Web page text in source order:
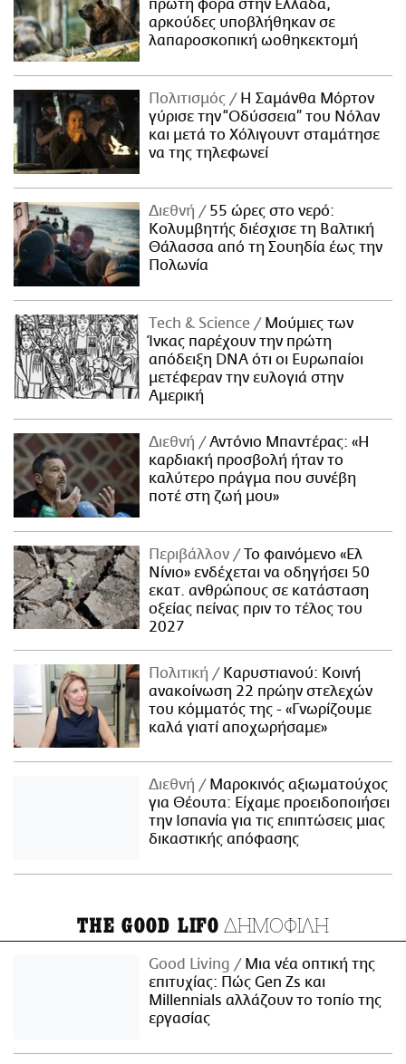
πρώτη φορά στην Ελλάδα,
αρκούδες υποβλήθηκαν σε
λαπαροσκοπική ωοθηκεκτομή
Πολιτισμός
Η Σαμάνθα Μόρτον
γύρισε την “Οδύσσεια” του Νόλαν
και μετά το Χόλιγουντ σταμάτησε
να της τηλεφωνεί
Διεθνή
55 ώρες στο νερό:
Κολυμβητής διέσχισε τη Βαλτική
Θάλασσα από τη Σουηδία έως την
Πολωνία
Τech & Science
Μούμιες των
Ίνκας παρέχουν την πρώτη
απόδειξη DNA ότι οι Ευρωπαίοι
μετέφεραν την ευλογιά στην
Αμερική
Διεθνή
Αντόνιο Μπαντέρας: «Η
καρδιακή προσβολή ήταν το
καλύτερο πράγμα που συνέβη
ποτέ στη ζωή μου»
Περιβάλλον
Το φαινόμενο «Ελ
Νίνιο» ενδέχεται να οδηγήσει 50
εκατ. ανθρώπους σε κατάσταση
οξείας πείνας πριν το τέλος του
2027
Πολιτική
Καρυστιανού: Κοινή
ανακοίνωση 22 πρώην στελεχών
του κόμματός της - «Γνωρίζουμε
καλά γιατί αποχωρήσαμε»
Διεθνή
Μαροκινός αξιωματούχος
για Θέουτα: Είχαμε προειδοποιήσει
την Ισπανία για τις επιπτώσεις μιας
δικαστικής απόφασης
THE GOOD LIFO ΔΗΜΟΦΙΛΗ
Good Living
Μια νέα οπτική της
επιτυχίας: Πώς Gen Zs και
Millennials αλλάζουν το τοπίο της
εργασίας